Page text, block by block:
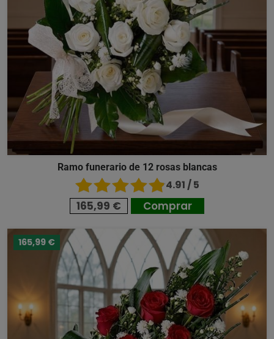
Ramo funerario de 12 rosas blancas
4.91 / 5
165,99 € Comprar
165,99 €